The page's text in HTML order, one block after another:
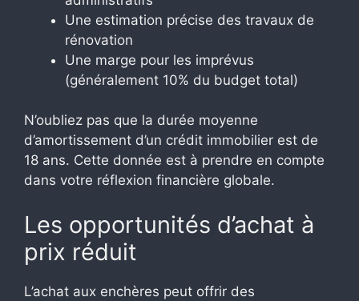
Une estimation précise des travaux de
rénovation
Une marge pour les imprévus
(généralement 10% du budget total)
N’oubliez pas que la durée moyenne
d’amortissement d’un crédit immobilier est de
18 ans. Cette donnée est à prendre en compte
dans votre réflexion financière globale.
Les opportunités d’achat à
prix réduit
L’achat aux enchères peut offrir des